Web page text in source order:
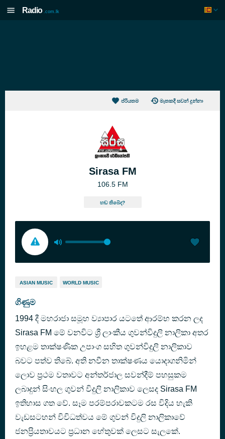
Radio .com.lk
ප්රියතම මෑතකදී සවන් දුන්නා
Sirasa FM
106.5 FM
හඬ තිබේද?
ASIAN MUSIC WORLD MUSIC
ගිණුම
1994 දී මහරාජා සමූහ ව්‍යාපාර යටතේ ආරම්භ කරන ලද
Sirasa FM මේ වනවිට ශ්‍රී ලාංකීය ගුවන්විදුලි නාලිකා අතර
ඉහළම තාක්ෂණික උපාංග සහිත ගුවන්විදුලි නාලිකාව
බවට පත්ව තිබේ. අති නවීන තාක්ෂණය යොදාගනිමින්
ලොව ප්‍රථම වතාවට අන්තර්ජාල සවන්දීම් පහසුකම
ලබාදුන් සිංහල ගුවන් විදුලි නාලිකාව ලෙසද Sirasa FM
ඉතිහාස ගත වේ. සෑම පරම්පරාවකටම රස විදිය හැකි
වැඩසටහන් විවිධත්වය මේ ගුවන් විදුලි නාලිකාවේ
ජනප්‍රියතාවයට ප්‍රධාන හේතුවක් ලෙසට සැලකේ.